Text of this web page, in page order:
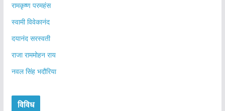
रामकृष्ण परमहंस
स्वामी विवेकानंद
दयानंद सरस्वती
राजा राममोहन राय
नवल सिंह भदौरिया
विविध